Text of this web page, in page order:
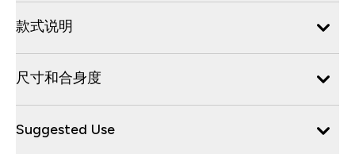
款式说明
尺寸和合身度
Suggested Use